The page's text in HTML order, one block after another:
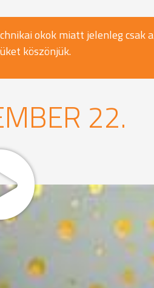
okok miatt jelenleg csak a
köszönjük.
22.